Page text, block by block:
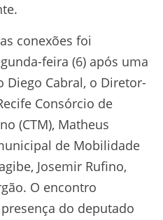
conexões foi
feira (6) após uma
Cabral, o Diretor-
Consórcio de
(CTM), Matheus
de Mobilidade
Josemir Rufino,
O encontro
do deputado